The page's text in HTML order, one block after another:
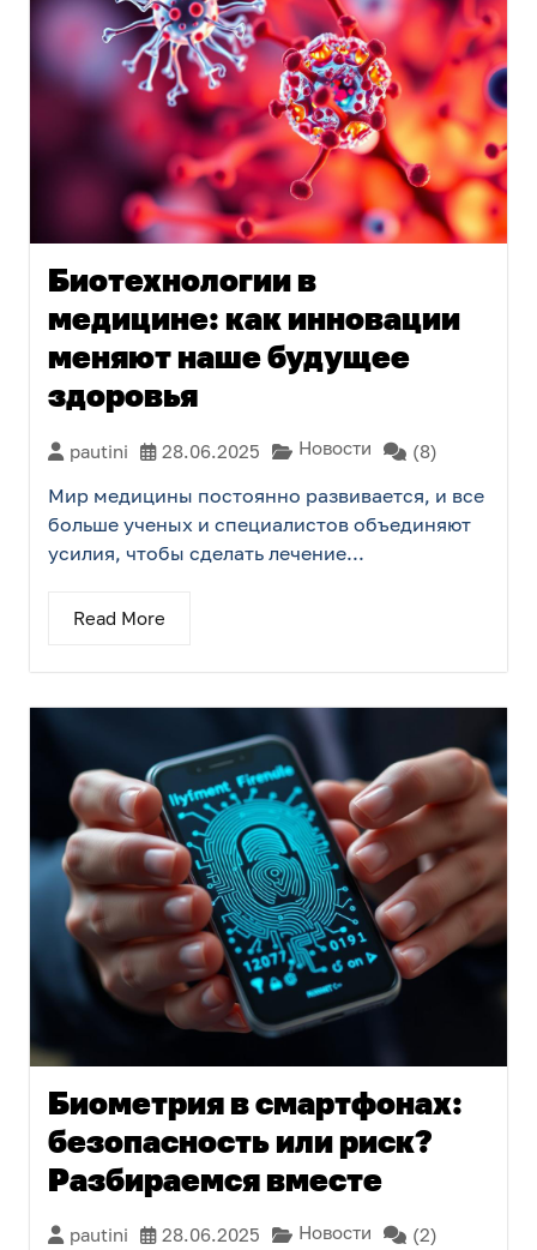
Биотехнологии в
медицине: как инновации
меняют наше будущее
здоровья
pautini 28.06.2025 Новости (8)
Мир медицины постоянно развивается, и все
больше ученых и специалистов объединяют
усилия, чтобы сделать лечение...
Read More
Биометрия в смартфонах:
безопасность или риск?
Разбираемся вместе
pautini 28.06.2025 Новости (2)